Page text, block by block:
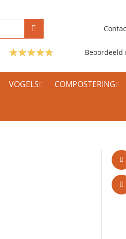
Beoordeeld
VOGELS COMPOSTERING